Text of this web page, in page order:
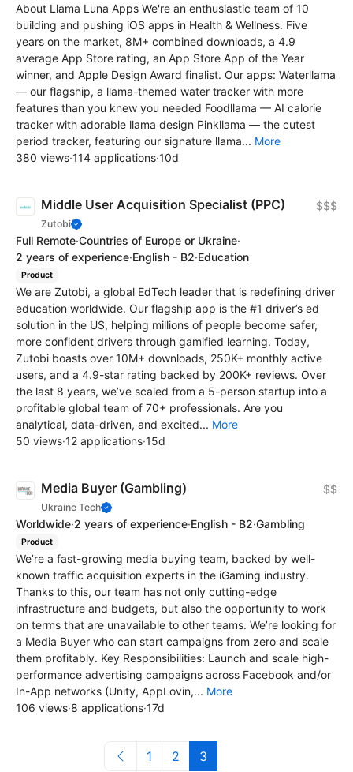
About Llama Luna Apps We're an enthusiastic team of 10
building and pushing iOS apps in Health & Wellness. Five
years on the market, 8M+ combined downloads, a 4.9
average App Store rating, an App Store App of the Year
winner, and Apple Design Award finalist. Our apps: Waterllama
— our flagship, a llama-themed water tracker with more
features than you knew you needed Foodllama — AI calorie
tracker with adorable llama design Pinkllama — the cutest
period tracker, featuring our signature llama... More
380 views·114 applications·10d
Middle User Acquisition Specialist (PPC)
Zutobi
$$$
Full Remote·Countries of Europe or Ukraine·
2 years of experience·English - B2·Education
Product
We are Zutobi, a global EdTech leader that is redefining driver
education worldwide. Our flagship app is the #1 driver’s ed
solution in the US, helping millions of people become safer,
more confident drivers through gamified learning. Today,
Zutobi boasts over 10M+ downloads, 250K+ monthly active
users, and a 4.9-star rating backed by 200K+ reviews. Over
the last 8 years, we’ve scaled from a 5-person startup into a
profitable global team of 70+ professionals. Are you
analytical, data-driven, and excited... More
50 views·12 applications·15d
Media Buyer (Gambling)
Ukraine Tech
$$
Worldwide·2 years of experience·English - B2·Gambling
Product
We’re a fast-growing media buying team, backed by well-
known traffic acquisition experts in the iGaming industry.
Thanks to this, our team has not only cutting-edge
infrastructure and budgets, but also the opportunity to work
on terms that are unavailable to other teams. We’re looking for
a Media Buyer who can start campaigns from zero and scale
them profitably. Key Responsibilities: Launch and scale high-
performance advertising campaigns across Facebook and/or
In-App networks (Unity, AppLovin,... More
106 views·8 applications·17d
1 2 3